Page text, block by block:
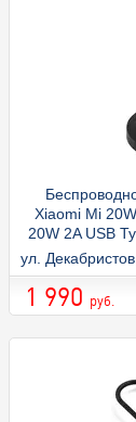
Xiaomi Mi
20W 2A USB
ул.
1 990 руб.